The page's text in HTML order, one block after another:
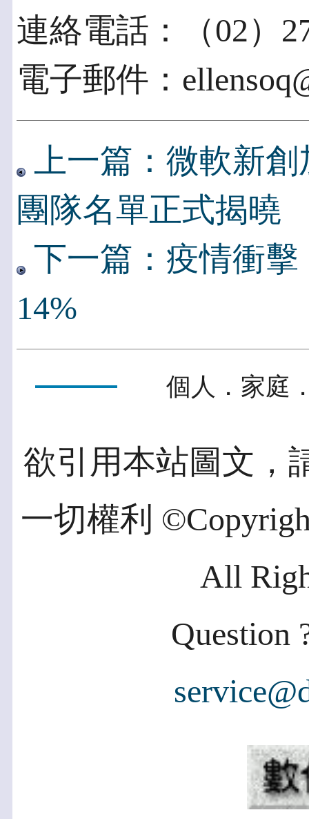
連絡電話：（02）
電子郵件：
上一篇：微軟新
團隊名單正式揭曉
下一篇：疫情衝
14%
個人．家庭
欲引用本站圖文，
一切權利
All
Question